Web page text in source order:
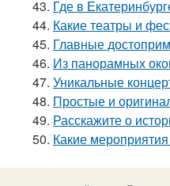
43. Где в
44. Какие театры и
45. Главные
46. Из панорамных
47. Уникальные
48. Простые и
49. Расскажите о
50. Какие